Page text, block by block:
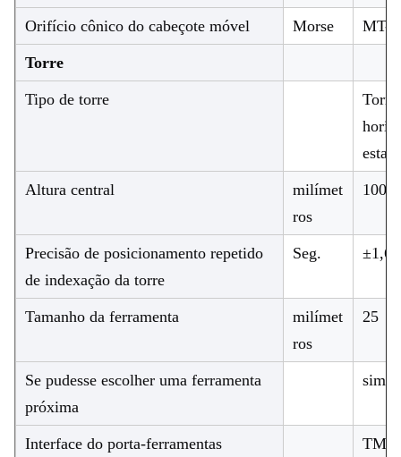
Orifício cônico do cabeçote móvel Morse MT-5
Torre
Tipo de torre
Torre
Altura central
milímet
ros
100
Precisão de posicionamento repetido
de indexação da torre
Seg. ±1,6
Tamanho da ferramenta
milímet
ros
25
Se pudesse escolher uma ferramenta
próxima
sim
Interface do porta-ferramentas